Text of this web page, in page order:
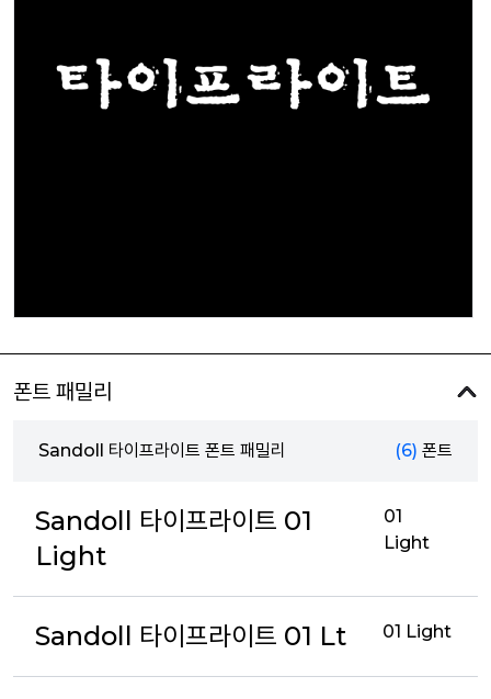
폰트 패밀리
Sandoll 타이프라이트 폰트 패밀리 (6) 폰트
Sandoll 타이프라이트 01
Light
01
Light
Sandoll 타이프라이트 01 Lt 01 Light